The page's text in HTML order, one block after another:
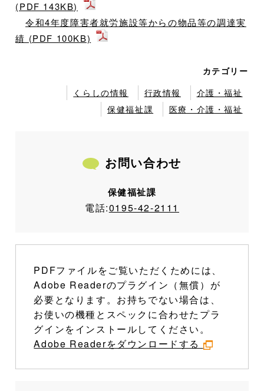
(PDF 143KB)
令和4年度障害者就労施設等からの物品等の調達実
績 (PDF 100KB)
カテゴリー
くらしの情報
行政情報
介護・福祉
保健福祉課
医療・介護・福祉
お問い合わせ
保健福祉課
電話:0195-42-2111
PDFファイルをご覧いただくためには、
Adobe Readerのプラグイン（無償）が
必要となります。お持ちでない場合は、
お使いの機種とスペックに合わせたプラ
グインをインストールしてください。
Adobe Readerをダウンロードする